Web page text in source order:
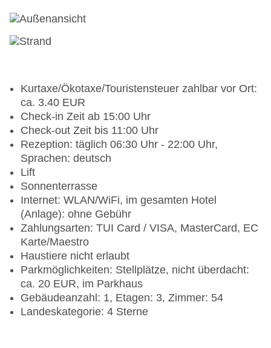
Kurtaxe/Ökotaxe/Touristensteuer zahlbar vor Ort:
ca. 3.40 EUR
Check-in Zeit ab 15:00 Uhr
Check-out Zeit bis 11:00 Uhr
Rezeption: täglich 06:30 Uhr - 22:00 Uhr,
Sprachen: deutsch
Lift
Sonnenterrasse
Internet: WLAN/WiFi, im gesamten Hotel
(Anlage): ohne Gebühr
Zahlungsarten: TUI Card / VISA, MasterCard, EC
Karte/Maestro
Haustiere nicht erlaubt
Parkmöglichkeiten: Stellplätze, nicht überdacht:
ca. 20 EUR, im Parkhaus
Gebäudeanzahl: 1, Etagen: 3, Zimmer: 54
Landeskategorie: 4 Sterne